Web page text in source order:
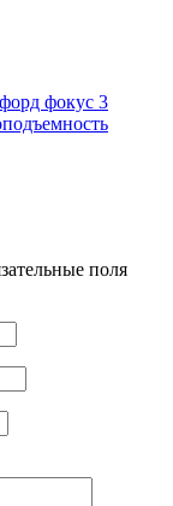
фокус 3
поля